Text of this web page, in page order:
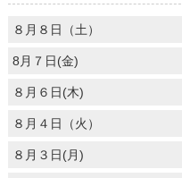
８月８日（土）
8月７日(金)
８月６日(木)
８月４日（火）
８月３日(月)